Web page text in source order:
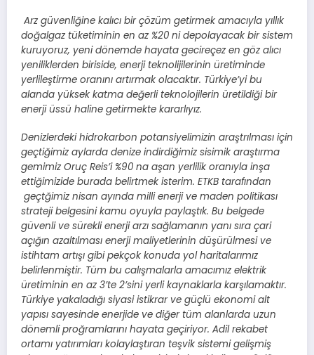
Arz güvenliğine kalıcı bir çözüm getirmek amacıyla yıllık
doğalgaz tüketiminin en az %20 ni depolayacak bir sistem
kuruyoruz, yeni dönemde hayata gecireçez en göz alıcı
yeniliklerden biriside, enerji teknolijilerinin üretiminde
yerlileştirme oranını artırmak olacaktır. Türkiye’yi bu
alanda yüksek katma değerli teknolojilerin üretildiği bir
enerji üssü haline getirmekte kararlıyız.
Denizlerdeki hidrokarbon potansiyelimizin araştrılması için
geçtiğimiz aylarda denize indirdiğimiz sisimik araştırma
gemimiz Oruç Reis’i %90 na aşan yerlilik oranıyla inşa
ettiğimizide burada belirtmek isterim. ETKB tarafından
geçtğimiz nisan ayında milli enerji ve maden politikası
strateji belgesini kamu oyuyla paylaştık. Bu belgede
güvenli ve sürekli enerji arzı sağlamanın yanı sıra çari
açığın azaltılması enerji maliyetlerinin düşürülmesi ve
istihtam artışı gibi pekçok konuda yol haritalarımız
belirlenmiştir. Tüm bu calışmalarla amacımız elektrik
üretiminin en az 3’te 2’sini yerli kaynaklarla karşılamaktır.
Türkiye yakaladığı siyasi istikrar ve güçlü ekonomi alt
yapısı sayesinde enerjide ve diğer tüm alanlarda uzun
dönemli proğramlarını hayata geçiriyor. Adil rekabet
ortamı yatırımları kolaylaştıran teşvik sistemi gelişmiş